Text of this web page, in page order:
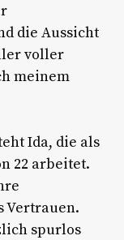
die Aussicht
voller
meinem
Ida, die als
22 arbeitet.
Vertrauen.
spurlos